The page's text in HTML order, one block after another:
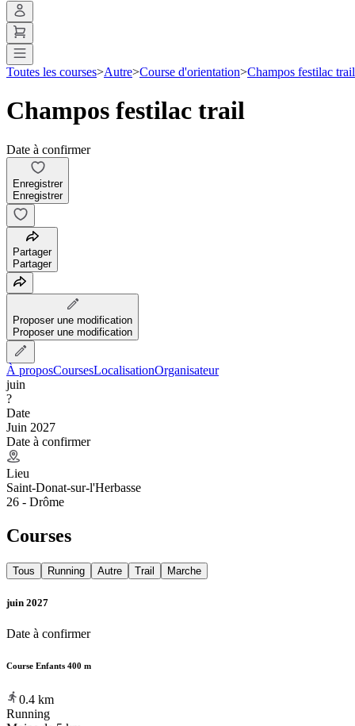
Toutes les courses>Autre>Course d'orientation>Champos festilac trail
Champos festilac trail
Date à confirmer
Enregistrer
Enregistrer
Partager
Partager
Proposer une modification
Proposer une modification
À proposCoursesLocalisationOrganisateur
juin
?
Date
Juin 2027
Date à confirmer
Lieu
Saint-Donat-sur-l'Herbasse
26 - Drôme
Courses
Tous Running Autre Trail Marche
juin 2027
Date à confirmer
Course Enfants 400 m
0.4 km
Running